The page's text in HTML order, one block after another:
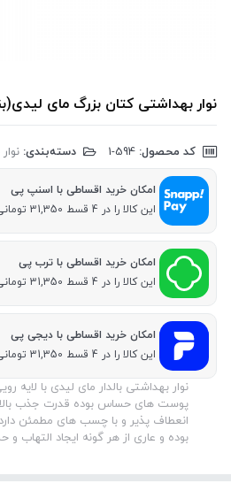
نوار بهداشتی کتان بزرگ مای
کد محصول: دسته‌بندی:
امکان خرید اقساطی با اسنپ پی
این کالا را در 4 قسط 31,350 تومانی بخرید
امکان خرید اقساطی با ترب پی
این کالا را در 4 قسط 31,350 تومانی بخرید
امکان خرید اقساطی با دیجی پی
این کالا را در 4 قسط 31,350 تومانی بخرید
نوار بهداشتی بالدار مای لیدی با
پوست های حساس بوده قدرت جذب
انعطاف پذیر و با چسب های مطمئن
بوده و عاری از هر گونه ایجاد